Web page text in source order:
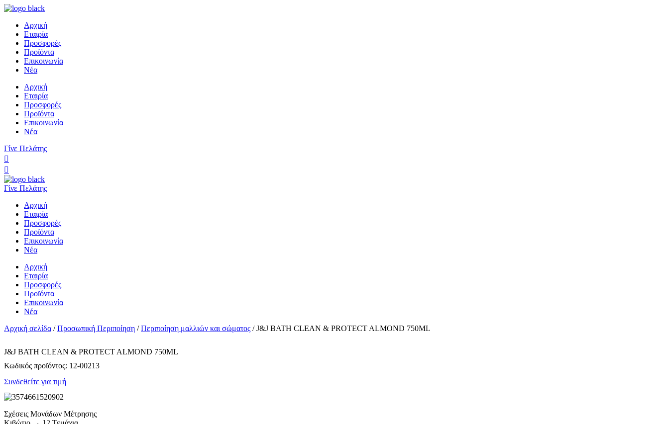
Αρχική
Εταιρία
Προσφορές
Προϊόντα
Επικοινωνία
Νέα
Αρχική
Εταιρία
Προσφορές
Προϊόντα
Επικοινωνία
Νέα
Γίνε Πελάτης
Γίνε Πελάτης
Αρχική
Εταιρία
Προσφορές
Προϊόντα
Επικοινωνία
Νέα
Αρχική
Εταιρία
Προσφορές
Προϊόντα
Επικοινωνία
Νέα
Αρχική σελίδα /Προσωπική Περιποίηση /Περιποίηση μαλλιών και σώματος / J&J BATH CLEAN & PROTECT ALMOND 750ML
J&J BATH CLEAN & PROTECT ALMOND 750ML
Κωδικός προϊόντος: 12-00213
Συνδεθείτε για τιμή
Σχέσεις Μονάδων Μέτρησης